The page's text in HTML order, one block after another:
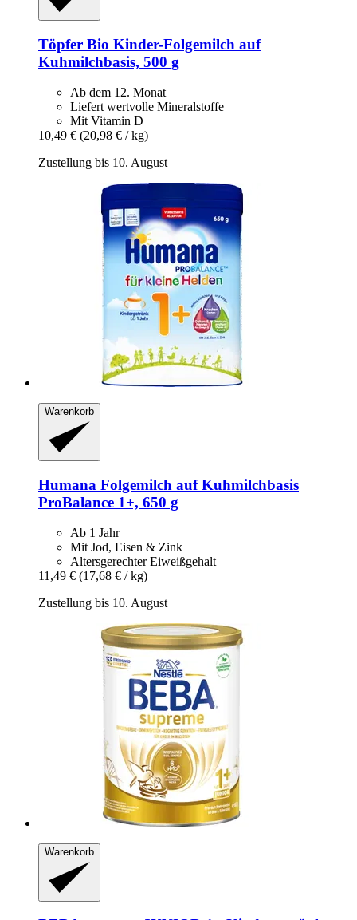
Töpfer Bio Kinder-​Folgemilch auf
Kuhmilchbasis, 500 g
Ab dem 12. Monat
Liefert wertvolle Mineralstoffe
Mit Vitamin D
10,49 € (20,98 € / kg)
Zustellung bis 10. August
Warenkorb
Humana Folgemilch auf Kuhmilchbasis
ProBalance 1+, 650 g
Ab 1 Jahr
Mit Jod, Eisen & Zink
Altersgerechter Eiweißgehalt
11,49 € (17,68 € / kg)
Zustellung bis 10. August
Warenkorb